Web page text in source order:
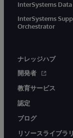
InterSystems
InterSystems
Orchestrator
ナレッジハブ
開発者
教育サービス
認定
ブログ
リソースライブラ